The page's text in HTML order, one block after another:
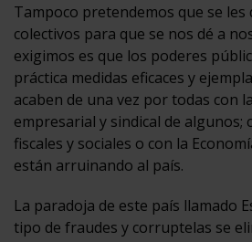
Tampoco pretendemos que se
colectivos para que se nos dé a
exigimos es que los poderes
práctica medidas eficaces y
acaben de una vez por todas con
empresarial y sindical de algunos;
fiscales y sociales o con la
están arruinando al país.
La paradoja de este país llamado
tipo de fraudes y corruptelas se